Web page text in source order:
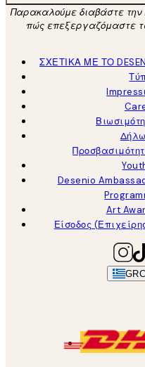
Παρακαλούμε διαβάστε την
πώς επεξεργαζόμαστε
ΣΧΕΤΙΚΑ ΜΕ ΤΟ
Desenio
Art
Είσοδος
GRC